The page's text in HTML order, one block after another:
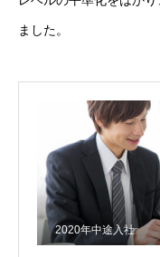
インタビュー
RECRUIT
募集要項
会社説明会
ました。
2020年中途入社